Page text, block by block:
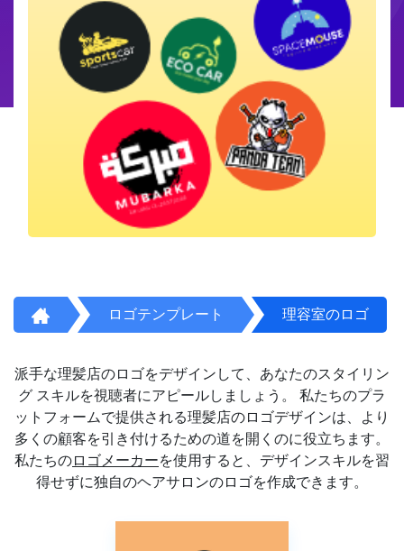
ロゴテンプレート 理容室のロゴ
派手な理髪店のロゴをデザインして、あなたのスタイリン
グ スキルを視聴者にアピールしましょう。 私たちのプラ
ットフォームで提供される理髪店のロゴデザインは、より
多くの顧客を引き付けるための道を開くのに役立ちます。
私たちのロゴメーカーを使用すると、デザインスキルを習
得せずに独自のヘアサロンのロゴを作成できます。